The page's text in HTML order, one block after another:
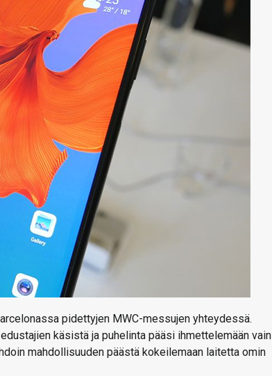
pidettyjen MWC-messujen yhteydessä.
käsistä ja puhelinta pääsi ihmettelemään vain
mahdollisuuden päästä kokeilemaan laitetta omin